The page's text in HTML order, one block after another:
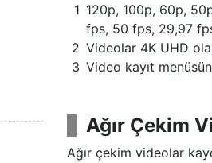
120p, 100p, 60p,
fps, 50 fps, 29,97
Videolar 4K UHD
Video kayıt
Ağır Çekim
Ağır çekim videolar